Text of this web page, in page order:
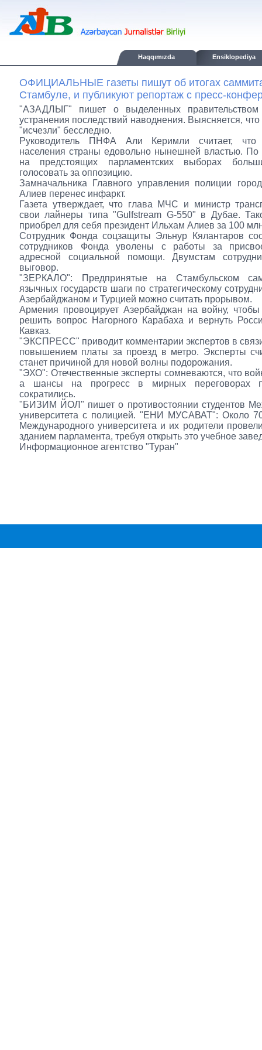
Haqqımızda Ensiklopediya
ОФИЦИАЛЬНЫЕ газеты пишут об итогах
Стамбуле, и публикуют репортаж с пресс-
"АЗАДЛЫГ" пишет о выделенных правительством
устранения последствий наводнения. Выясняется,
"исчезли" бесследно.
Руководитель ПНФА Али Керимли считает, что
населения страны едовольно нынешней властью. По
на предстоящих парламентских выборах
голосовать за оппозицию.
Замначальника Главного управления полиции
Алиев перенес инфаркт.
Газета утверждает, что глава МЧС и министр
свои лайнеры типа "Gulfstream G-550" в Дубае.
приобрел для себя президент Ильхам Алиев за 100
Сотрудник Фонда соцзащиты Эльнур Кялантаров
сотрудников Фонда уволены с работы за
адресной социальной помощи. Двумстам
выговор.
"ЗЕРКАЛО": Предпринятые на Стамбульском
язычных государств шаги по стратегическому
Азербайджаном и Турцией можно считать прорывом.
Армения провоцирует Азербайджан на войну, чтобы
решить вопрос Нагорного Карабаха и вернуть
Кавказ.
"ЭКСПРЕСС" приводит комментарии экспертов в
повышением платы за проезд в метро. Эксперты
станет причиной для новой волны подорожания.
"ЭХО": Отечественные эксперты сомневаются, что
а шансы на прогресс в мирных переговорах
сократились.
"БИЗИМ ЙОЛ" пишет о противостоянии студентов
университета с полицией. "ЕНИ МУСАВАТ": Около
Международного университета и их родители
зданием парламента, требуя открыть это учебное
Информационное агентство "Туран"